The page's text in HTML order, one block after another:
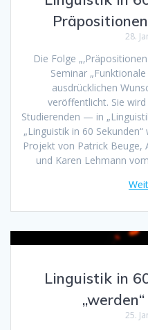
28.
Die Folge
Seminar
ausdrücklichen
veröffentlicht. Sie
Studierenden — in
„Linguistik in 60
Projekt von Patrick Beuge,
und Karen Lehmann
Linguistik in
25.